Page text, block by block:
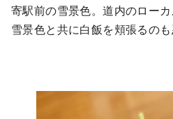
寄駅前の雪景色。道内のローカ
雪景色と共に白飯を頬張るのも